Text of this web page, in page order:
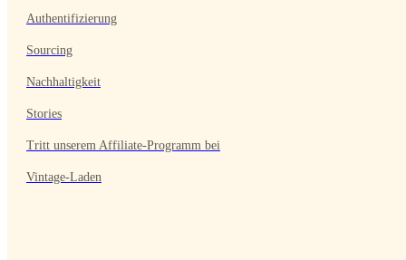
Authentifizierung
Sourcing
Nachhaltigkeit
Stories
Tritt unserem Affiliate-Programm bei
Vintage-Laden